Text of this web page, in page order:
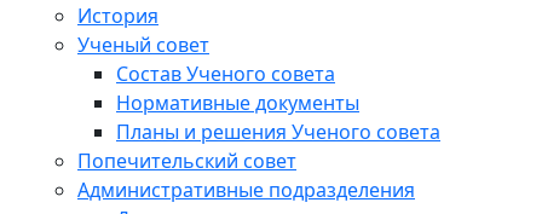
История
Ученый совет
Состав Ученого совета
Нормативные документы
Планы и решения Ученого совета
Попечительский совет
Административные подразделения